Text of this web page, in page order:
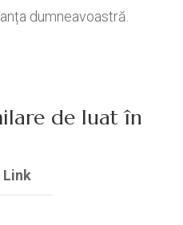
dumneavoastră.
de luat în
Link